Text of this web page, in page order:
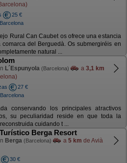
25 €
Rural Can Caubet os ofrece una estancia
comarca del Berguedà. Os submergiréis en
natural ...
L´Espunyola (Barcelona) a 3,1 km
27 €
conservando los principales atractivos
su peculiaridad reside en que toda la
cuidando t ...
Berga Resort
Berga (Barcelona) a 5 km de Avià
30 €